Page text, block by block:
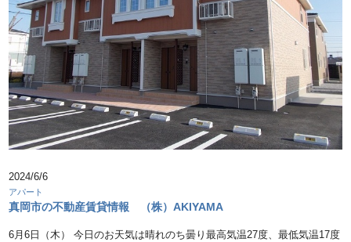
2024/6/6
アパート
真岡市の不動産賃貸情報 （株）AKIYAMA
6月6日（木） 今日のお天気は晴れのち曇り最高気温27度、最低気温17度